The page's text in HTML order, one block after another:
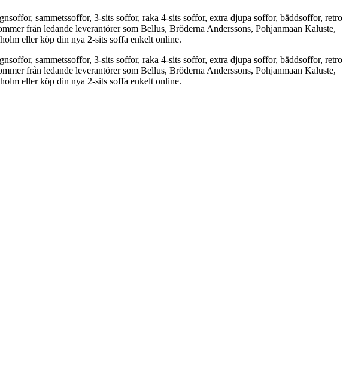
sammetssoffor, 3-sits soffor, raka 4-sits soffor, extra djupa soffor, bäddsoffor, retro
från ledande leverantörer som Bellus, Bröderna Anderssons, Pohjanmaan Kaluste,
eller köp din nya 2-sits soffa enkelt online.
sammetssoffor, 3-sits soffor, raka 4-sits soffor, extra djupa soffor, bäddsoffor, retro
från ledande leverantörer som Bellus, Bröderna Anderssons, Pohjanmaan Kaluste,
eller köp din nya 2-sits soffa enkelt online.